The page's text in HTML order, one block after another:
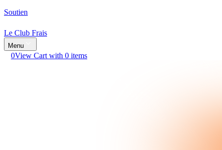
Soutien
Le Club Frais
Menu
0View Cart with 0 items